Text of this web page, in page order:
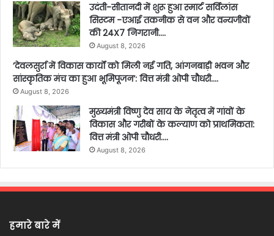
उदंती-सीतानदी में शुरू हुआ स्मार्ट सर्विलांस
सिस्टम -एआई तकनीक से वन और वन्यजीवों
की 24X7 निगरानी….
August 8, 2026
’देवलसुर्रा में विकास कार्यों को मिली नई गति, आंगनबाड़ी भवन और
सांस्कृतिक मंच का हुआ भूमिपूजन’: वित्त मंत्री ओपी चौधरी….
August 8, 2026
मुख्यमंत्री विष्णु देव साय के नेतृत्व में गांवों के
विकास और गरीबों के कल्याण को प्राथमिकता:
वित्त मंत्री ओपी चौधरी….
August 8, 2026
हमारे बारे में